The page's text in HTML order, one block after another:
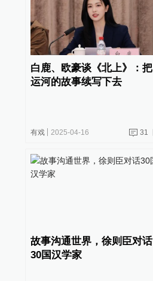
白鹿、欧豪谈《北上》：把
运河的故事续写下去
有戏 2025-04-16 31
故事沟通世界，徐则臣对话
30国汉学家